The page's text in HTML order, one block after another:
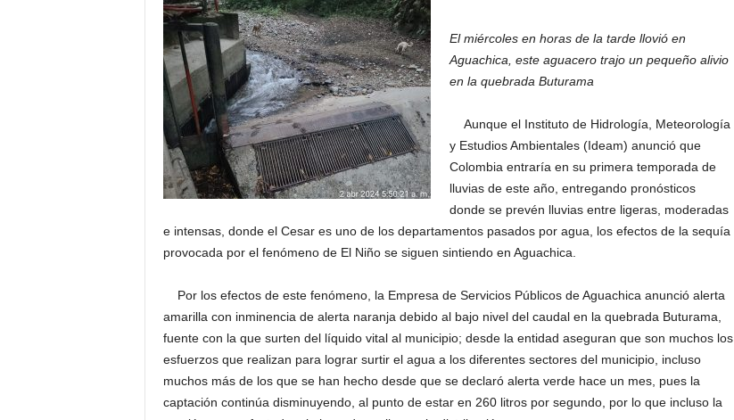
El miércoles en horas de la tarde llovió en
Aguachica, este aguacero trajo un pequeño alivio
en la quebrada Buturama
Aunque el Instituto de Hidrología, Meteorología
y Estudios Ambientales (Ideam) anunció que
Colombia entraría en su primera temporada de
lluvias de este año, entregando pronósticos
donde se prevén lluvias entre ligeras, moderadas
e intensas, donde el Cesar es uno de los departamentos pasados por agua, los efectos de la sequía
provocada por el fenómeno de El Niño se siguen sintiendo en Aguachica.
Por los efectos de este fenómeno, la Empresa de Servicios Públicos de Aguachica anunció alerta
amarilla con inminencia de alerta naranja debido al bajo nivel del caudal en la quebrada Buturama,
fuente con la que surten del líquido vital al municipio; desde la entidad aseguran que son muchos los
esfuerzos que realizan para lograr surtir el agua a los diferentes sectores del municipio, incluso
muchos más de los que se han hecho desde que se declaró alerta verde hace un mes, pues la
captación continúa disminuyendo, al punto de estar en 260 litros por segundo, por lo que incluso la